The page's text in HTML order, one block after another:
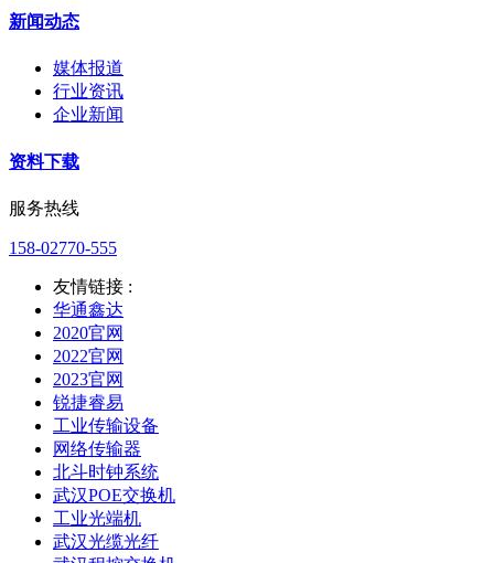
新闻动态
媒体报道
行业资讯
企业新闻
资料下载
服务热线
158-02770-555
友情链接 :
华通鑫达
2020官网
2022官网
2023官网
锐捷睿易
工业传输设备
网络传输器
北斗时钟系统
武汉POE交换机
工业光端机
武汉光缆光纤